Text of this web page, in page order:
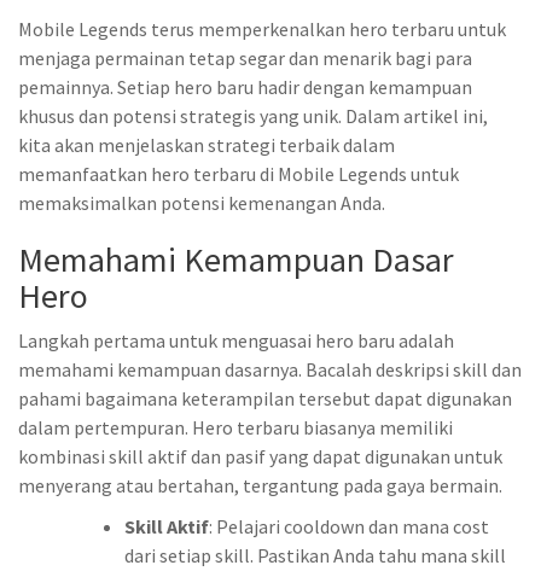
Mobile Legends terus memperkenalkan hero terbaru untuk
menjaga permainan tetap segar dan menarik bagi para
pemainnya. Setiap hero baru hadir dengan kemampuan
khusus dan potensi strategis yang unik. Dalam artikel ini,
kita akan menjelaskan strategi terbaik dalam
memanfaatkan hero terbaru di Mobile Legends untuk
memaksimalkan potensi kemenangan Anda.
Memahami Kemampuan Dasar
Hero
Langkah pertama untuk menguasai hero baru adalah
memahami kemampuan dasarnya. Bacalah deskripsi skill dan
pahami bagaimana keterampilan tersebut dapat digunakan
dalam pertempuran. Hero terbaru biasanya memiliki
kombinasi skill aktif dan pasif yang dapat digunakan untuk
menyerang atau bertahan, tergantung pada gaya bermain.
Skill Aktif: Pelajari cooldown dan mana cost
dari setiap skill. Pastikan Anda tahu mana skill